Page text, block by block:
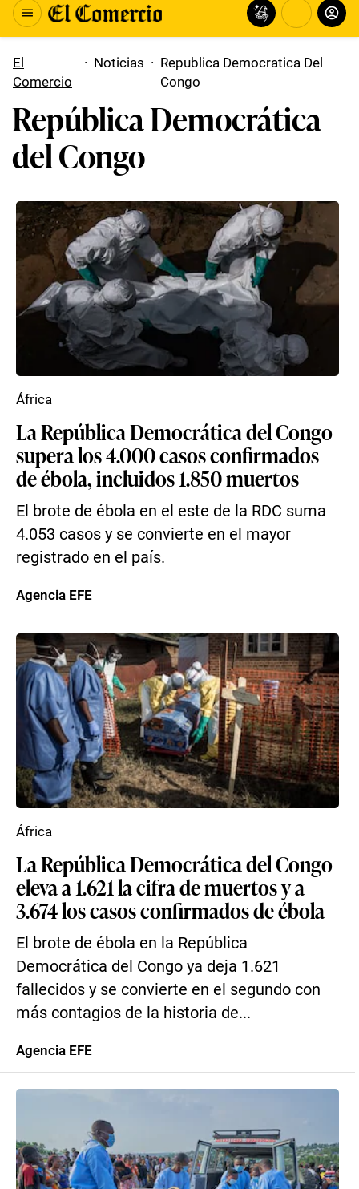
El
Comercio
· Noticias · Republica Democratica Del
Congo
República Democrática
del Congo
La República Democrática del Congo
supera los 4.000 casos confirmados
de ébola, incluidos 1.850 muertos
El brote de ébola en el este de la RDC suma
4.053 casos y se convierte en el mayor
registrado en el país.
África
Agencia EFE
La República Democrática del Congo
eleva a 1.621 la cifra de muertos y a
3.674 los casos confirmados de ébola
El brote de ébola en la República
Democrática del Congo ya deja 1.621
fallecidos y se convierte en el segundo con
más contagios de la historia de...
África
Agencia EFE